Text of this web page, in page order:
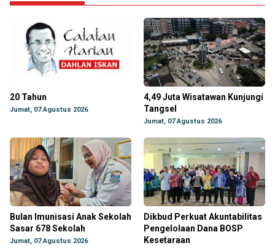
20 Tahun
Jumat, 07 Agustus 2026
4,49 Juta Wisatawan Kunjungi
Tangsel
Jumat, 07 Agustus 2026
Bulan Imunisasi Anak Sekolah
Sasar 678 Sekolah
Jumat, 07 Agustus 2026
Dikbud Perkuat Akuntabilitas
Pengelolaan Dana BOSP
Kesetaraan